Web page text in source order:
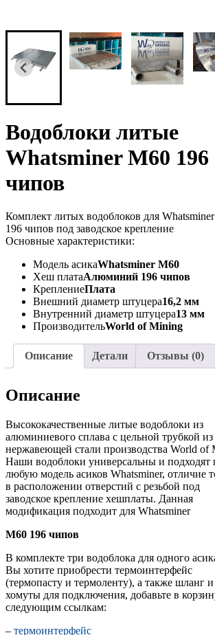
Водоблоки литые
Whatsminer M60 196
чипов
Комплект литых водоблоков для
196 чипов под заводское крепление
Основные характеристики:
Модель асикаWhatsminer M60
Хеш платаАлюминий 196 чипов
КреплениеПлата
Внешний диаметр штуцера16,2 мм
Внутренний диаметр штуцера13 мм
ПроизводительWorld of Mining
Описание Детали Отзывы (0)
Описание
Высококачественные литые водоблоки из
алюминиевого сплава с цельной трубкой из
нержавеющей стали производства World of
Наши водоблоки универсальны и подходят
любую модель асиков Whatsminer, отличие
в расположении отверстий с резьбой под
заводское крепление хешплаты. Данная
модификация подходит для Whatsminer
M60 196 чипов
В комплекте три водоблока для одного
Вы хотите приобрести термоинтерфейс
(термопасту и термоленту), а также шланг и
хомуты для подключения, добавьте в
следующим ссылкам:
– термоинтерфейс